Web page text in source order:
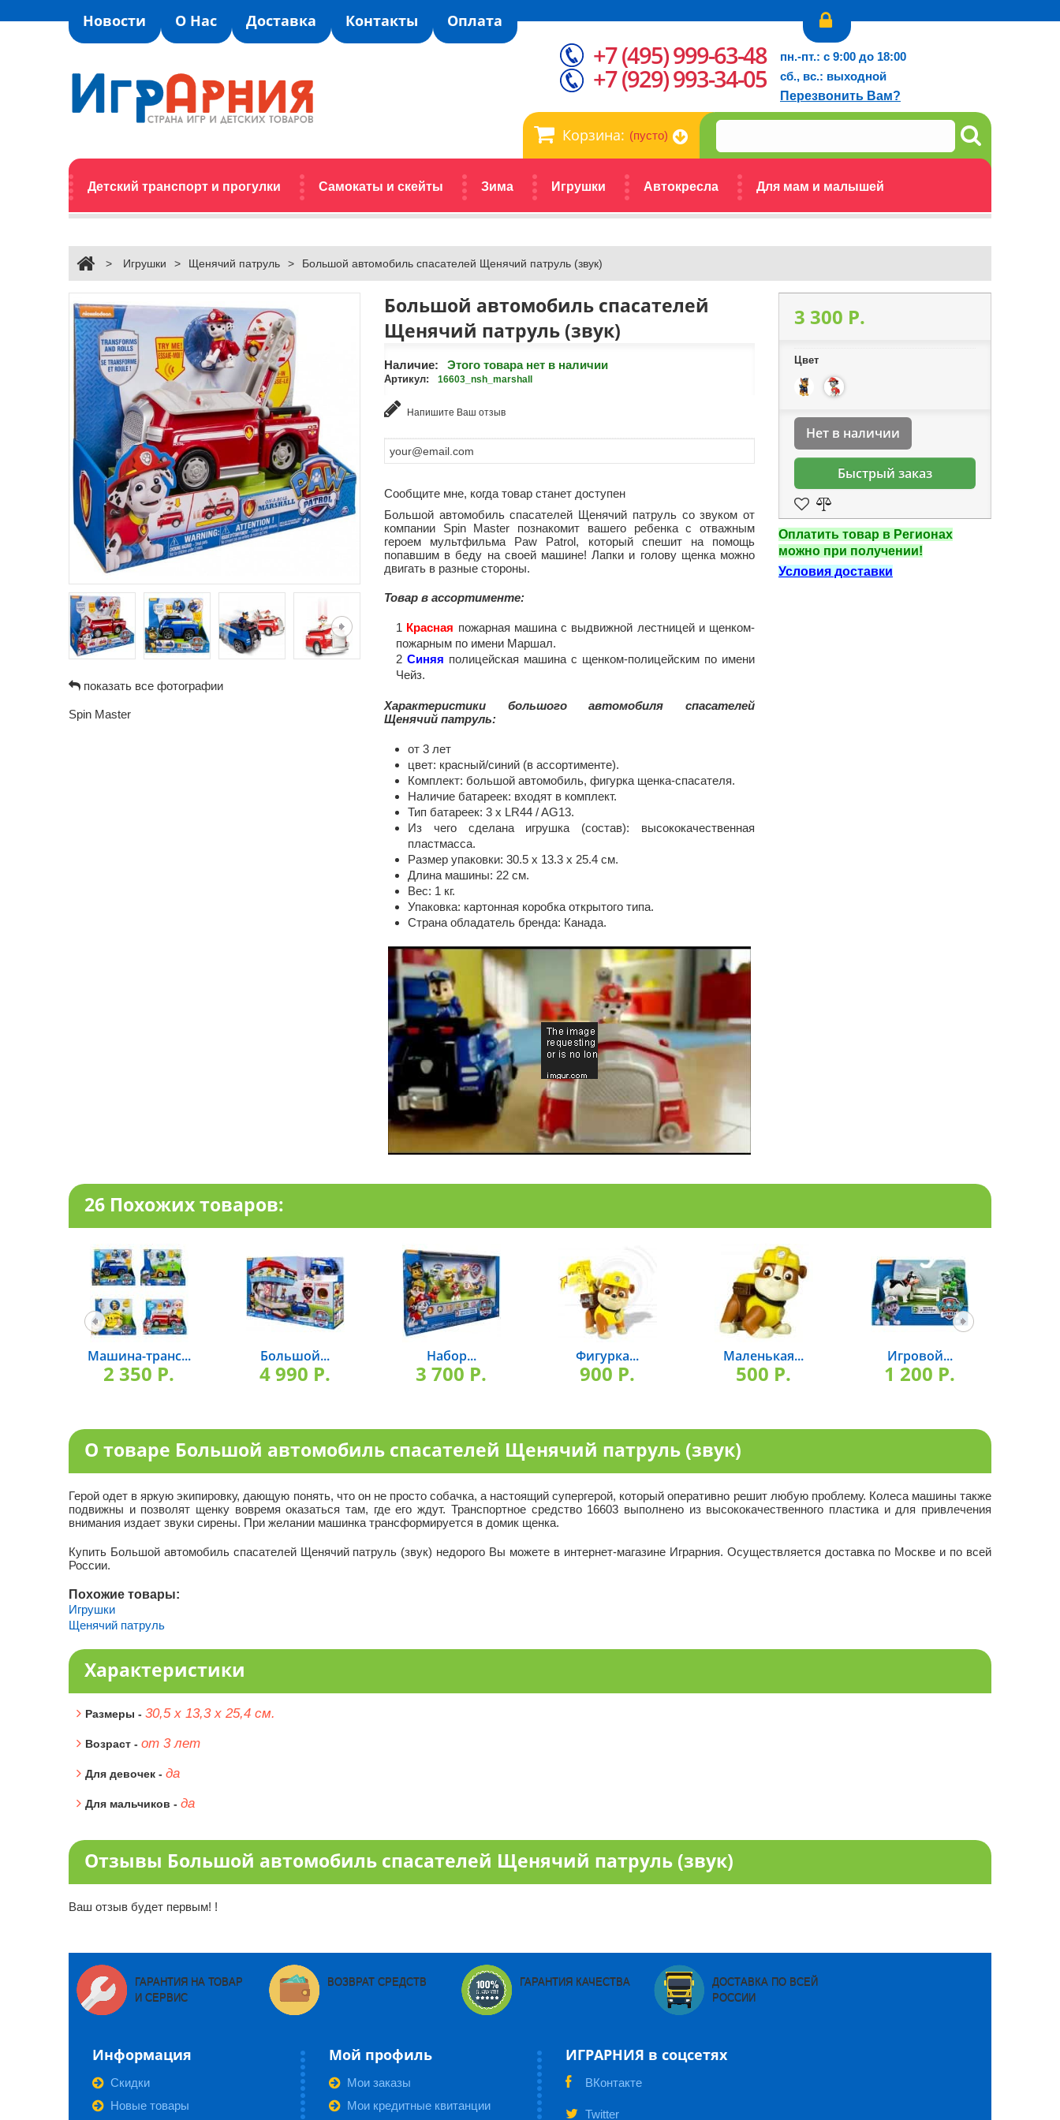
Новости О Нас Доставка Контакты Оплата
Корзина: (пусто)
Детский транспорт и прогулки Самокаты и скейты Зима Игрушки Автокресла Для мам и малышей
+7 (495) 999-63-48
+7 (929) 993-34-05
пн.-пт.: с 9:00 до 18:00
сб., вс.: выходной
Перезвонить Вам?
> Игрушки > Щенячий патруль > Большой автомобиль спасателей Щенячий патруль (звук)
показать все фотографии
Spin Master
Большой автомобиль спасателей
Щенячий патруль (звук)
Наличие: Этого товара нет в наличии
Артикул: 16603_nsh_marshall
Напишите Ваш отзыв
Сообщите мне, когда товар станет доступен
Большой автомобиль спасателей Щенячий патруль со звуком от
компании Spin Master познакомит вашего ребенка с отважным
героем мультфильма Paw Patrol, который спешит на помощь
попавшим в беду на своей машине! Лапки и голову щенка можно
двигать в разные стороны.
Товар в ассортименте:
Красная пожарная машина с выдвижной лестницей и щенком-
пожарным по имени Маршал.
Синяя полицейская машина с щенком-полицейским по имени
Чейз.
Характеристики большого автомобиля спасателей
Щенячий патруль:
от 3 лет
цвет: красный/синий (в ассортименте).
Комплект: большой автомобиль, фигурка щенка-спасателя.
Наличие батареек: входят в комплект.
Тип батареек: 3 х LR44 / AG13.
Из чего сделана игрушка (состав): высококачественная
пластмасса.
Размер упаковки: 30.5 х 13.3 х 25.4 см.
Длина машины: 22 см.
Вес: 1 кг.
Упаковка: картонная коробка открытого типа.
Страна обладатель бренда: Канада.
3 300 P.
Цвет
Нет в наличии
Быстрый заказ
Оплатить товар в Регионах
можно при получении!
Условия доставки
26 Похожих товаров:
Машина-транс...
2 350 P.
Большой...
4 990 P.
Набор...
3 700 P.
Фигурка...
900 P.
Маленькая...
500 P.
Игровой...
1 200 P.
О товаре Большой автомобиль спасателей Щенячий патруль (звук)
Герой одет в яркую экипировку, дающую понять, что он не просто собачка, а настоящий супергерой, который оперативно решит любую проблему. Колеса машины также
подвижны и позволят щенку вовремя оказаться там, где его ждут. Транспортное средство 16603 выполнено из высококачественного пластика и для привлечения
внимания издает звуки сирены. При желании машинка трансформируется в домик щенка.
Купить Большой автомобиль спасателей Щенячий патруль (звук) недорого Вы можете в интернет-магазине Играрния. Осуществляется доставка по Москве и по всей
России.
Похожие товары:
Игрушки
Щенячий патруль
Характеристики
Размеры - 30,5 х 13,3 х 25,4 см.
Возраст - от 3 лет
Для девочек - да
Для мальчиков - да
Отзывы Большой автомобиль спасателей Щенячий патруль (звук)
Ваш отзыв будет первым! !
ГАРАНТИЯ НА ТОВАР
И СЕРВИС
ВОЗВРАТ СРЕДСТВ ГАРАНТИЯ КАЧЕСТВА
ДОСТАВКА ПО ВСЕЙ
РОССИИ
Информация
Скидки
Новые товары
Мой профиль
Мои заказы
Мои кредитные квитанции
ИГРАРНИЯ в соцсетях
ВКонтакте
Twitter